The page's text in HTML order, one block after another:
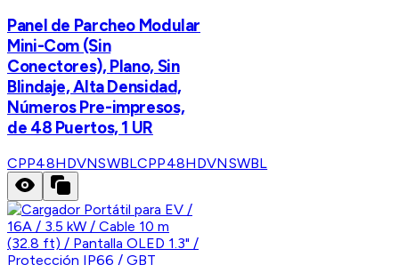
Panel de Parcheo Modular
Mini-Com (Sin
Conectores), Plano, Sin
Blindaje, Alta Densidad,
Números Pre-impresos,
de 48 Puertos, 1 UR
CPP48HDVNSWBLCPP48HDVNSWBL